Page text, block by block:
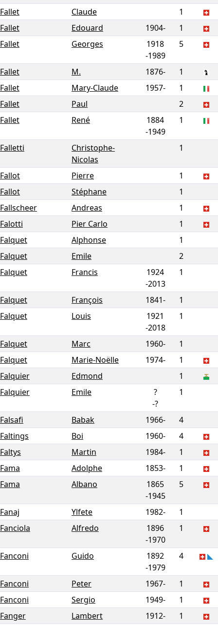
Fallet
Claude
1
Fallet
Edouard 1904-
1
Fallet
Georges
1918
-1989
5
Fallet M. 1876-
1
Fallet
Mary-Claude 1957-
1
Fallet
Paul
2
Fallet
René
1884
-1949
1
Falletti
Christophe-
Nicolas
1
Fallot Pierre
1
Fallot
Stéphane
1
Fallscheer
Andreas
1
Falotti
Pier Carlo
1
Falquet
Alphonse
1
Falquet
Emile
2
Falquet
Francis
1924
-2013
1
Falquet François 1841-
1
Falquet
Louis
1921
-2018
1
Falquet Marc 1960-
1
Falquet
Marie-Noëlle 1974-
1
Falquier
Edmond
1
Falquier
Emile
?
-?
1
Falsafi Babak 1966-
4
Faltings
Boi 1960-
4
Faltys
Martin 1984-
1
Fama
Adolphe 1853-
1
Fama
Albano
1865
-1945
5
Fanaj Ylfete 1982-
1
Fanciola
Alfredo
1896
-1970
1
Fanconi Guido
1892
-1979
4
Fanconi Peter 1967-
1
Fanconi
Sergio 1949-
1
Fanger
Lambert 1912-
1